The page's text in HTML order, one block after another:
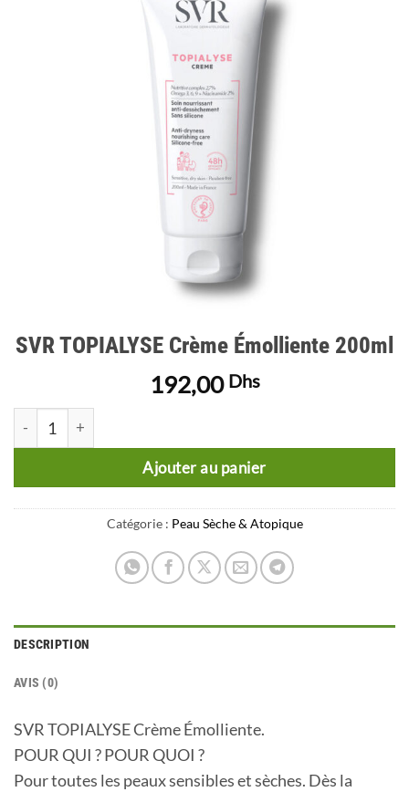
SVR TOPIALYSE Crème Émolliente 200ml
192,00 Dhs
quantité de SVR TOPIALYSE Crème Émolliente 200ml
Ajouter au panier
Catégorie : Peau Sèche & Atopique
DESCRIPTION
AVIS (0)
SVR TOPIALYSE Crème Émolliente.
POUR QUI ? POUR QUOI ?
Pour toutes les peaux sensibles et sèches. Dès la